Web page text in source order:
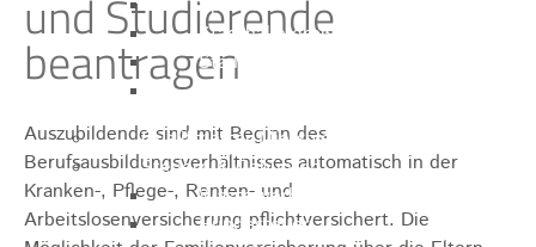
Stadthalle großer Saal
Stadthalle kleiner Saal
Qualifizierter Mietspiegel
Steuern & Gebühren
Wasserverbrauchsgebühr
Hundesteuer
und Studierende
beantragen
Auszubildende sind mit Beginn des
Berufsausbildungsverhältnisses automatisch in der
Kranken-, Pflege-, Renten- und
Arbeitslosenversicherung pflichtversichert. Die